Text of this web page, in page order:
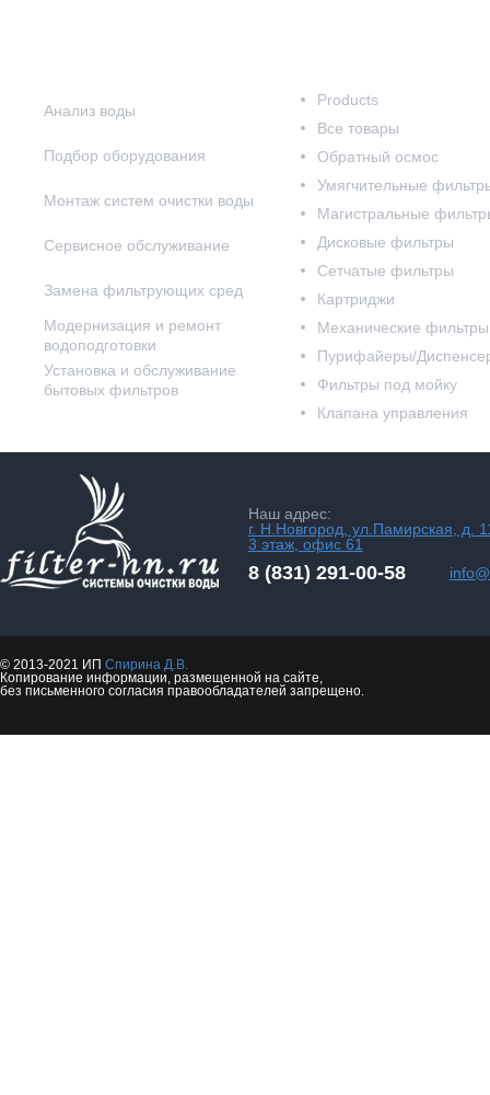
Анализ воды
Подбор оборудования
Монтаж систем очистки воды
Сервисное обслуживание
Замена фильтрующих сред
Модернизация и ремонт
водоподготовки
Установка и обслуживание
бытовых фильтров
Products
Все товары
Обратный осмос
Умягчительные
Магистральные
Дисковые фильтры
Сетчатые фильтры
Картриджи
Механические фильтры
Пурифайеры/
Фильтры под мойку
Клапана управления
Наш адрес:
г. Н.Новгород, ул.Памирская, д.
3 этаж, офис 61
8 (831) 291-00-58
© 2013-2021 ИП Спирина Д.В.
Копирование информации, размещенной на сайте,
без письменного согласия правообладателей запрещено.